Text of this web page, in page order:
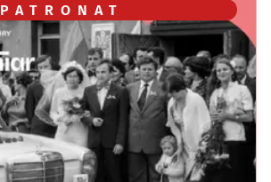
PATRONAT